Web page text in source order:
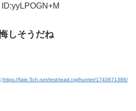
ID:yyLPOGN+M
しそうだね
:https://fate.5ch.net/test/read.cgi/hunter/1743671386/